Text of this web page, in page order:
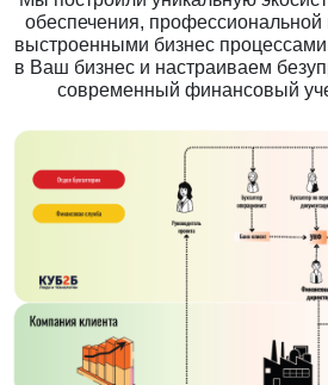
обеспечения,
выстроенными бизнес
в Ваш бизнес и настраиваем
современный финансовый